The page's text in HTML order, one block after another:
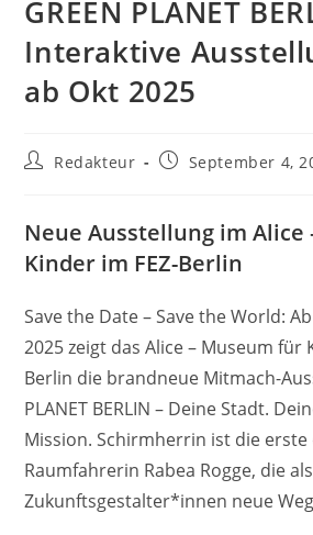
GREEN PLANET
Interaktive
ab Okt 2025
Beitrags-
Redakteur
BeitragSeptember 4,
Neue Ausstellung im Alice
Kinder im FEZ-Berlin
Save the Date – Save the World:
2025 zeigt das Alice – Museum für
Berlin die brandneue Mitmach-
PLANET BERLIN – Deine Stadt.
Mission. Schirmherrin ist die
Raumfahrerin Rabea Rogge, die
Zukunftsgestalter*innen neue